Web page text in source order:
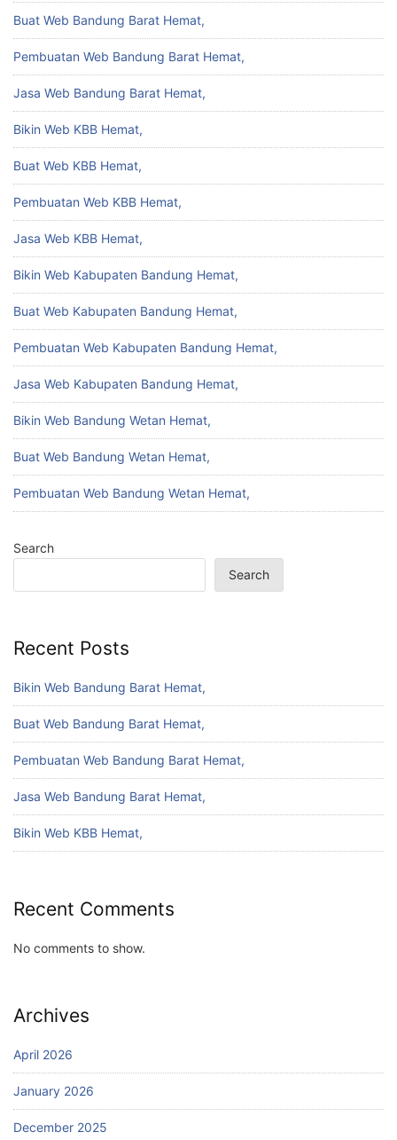
Buat Web Bandung Barat Hemat,
Pembuatan Web Bandung Barat Hemat,
Jasa Web Bandung Barat Hemat,
Bikin Web KBB Hemat,
Buat Web KBB Hemat,
Pembuatan Web KBB Hemat,
Jasa Web KBB Hemat,
Bikin Web Kabupaten Bandung Hemat,
Buat Web Kabupaten Bandung Hemat,
Pembuatan Web Kabupaten Bandung Hemat,
Jasa Web Kabupaten Bandung Hemat,
Bikin Web Bandung Wetan Hemat,
Buat Web Bandung Wetan Hemat,
Pembuatan Web Bandung Wetan Hemat,
Search
Search
Recent Posts
Bikin Web Bandung Barat Hemat,
Buat Web Bandung Barat Hemat,
Pembuatan Web Bandung Barat Hemat,
Jasa Web Bandung Barat Hemat,
Bikin Web KBB Hemat,
Recent Comments
No comments to show.
Archives
April 2026
January 2026
December 2025